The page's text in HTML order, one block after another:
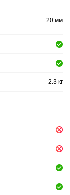
20 мм
2.3 кг